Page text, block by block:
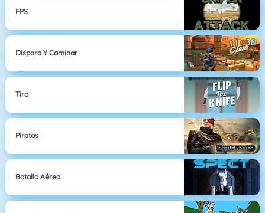
FPS
Dispara Y Caminar
Tiro
Piratas
Batalla Aérea